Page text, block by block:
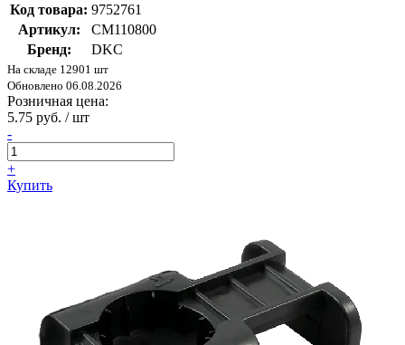
Код товара: 9752761
Артикул:
CM110800
Бренд:
DKC
На складе 12901 шт
Обновлено 06.08.2026
Розничная цена:
5.75 руб. / шт
-
+
Купить